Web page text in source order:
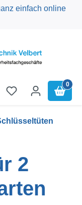
einfach online
0
2